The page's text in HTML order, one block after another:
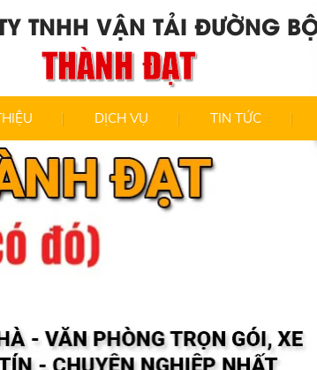
TNHH VẬN TẢI ĐƯỜNG
THÀNH ĐẠT
DỊCH VỤ TIN TỨC